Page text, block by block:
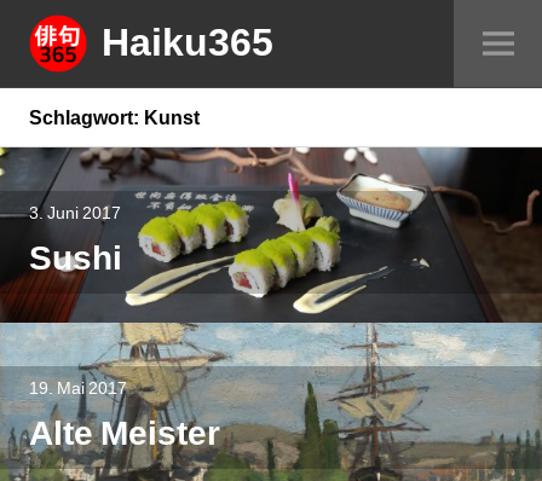
Springe
zum
Inhalt
Haiku365
Schlagwort: Kunst
3. Juni 2017
Sushi
19. Mai 2017
Alte Meister